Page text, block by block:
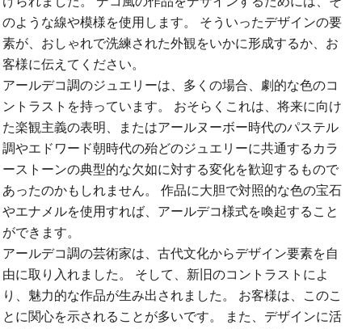
のような線や模様を使用します。 そういったデザインの要
素が、おしゃれで洗練された外観をいかに形成するか、お
客様に伝えてください。
アールデコ調のジュエリーは、多くの場合、劇的な色のコ
ントラストを持っています。 おそらくこれは、将来に向け
た楽観主義の表明、またはアールヌーボー時代のパステル
調やエドワード朝時代の殆どのジュエリーに共通するカラ
ーストーンの典型的な欠如に対する変化を歓迎するもので
あったのかもしれません。 作品に大胆で対照的な色の宝石
やエナメルを使用すれば、アールデコ様式を喚起すること
ができます。
アールデコ調の芸術家は、古代文化からデザイン要素を自
由に取り入れました。 そして、新旧のコントラストによ
り、魅力的な作品が生み出されました。 お客様は、このこ
とに関心を示されることが多いです。 また、デザインに活